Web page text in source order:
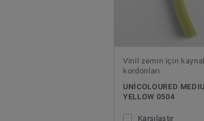
Vinil zemin için
kordonları
UNICOLOURED
YELLOW 0504
Karşılaştır